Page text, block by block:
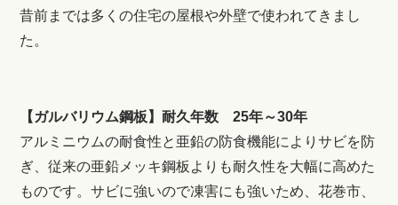
昔前までは多くの住宅の屋根や外壁で使われてきまし
た。
【ガルバリウム鋼板】耐久年数 25年～30年
アルミニウムの耐食性と亜鉛の防食機能によりサビを防
ぎ、従来の亜鉛メッキ鋼板よりも耐久性を大幅に高めた
ものです。サビに強いので凍害にも強いため、花巻市、